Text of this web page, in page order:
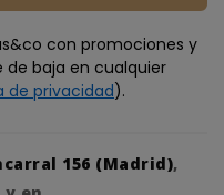
con promociones y
de baja en cualquier
de privacidad).
156 (Madrid),